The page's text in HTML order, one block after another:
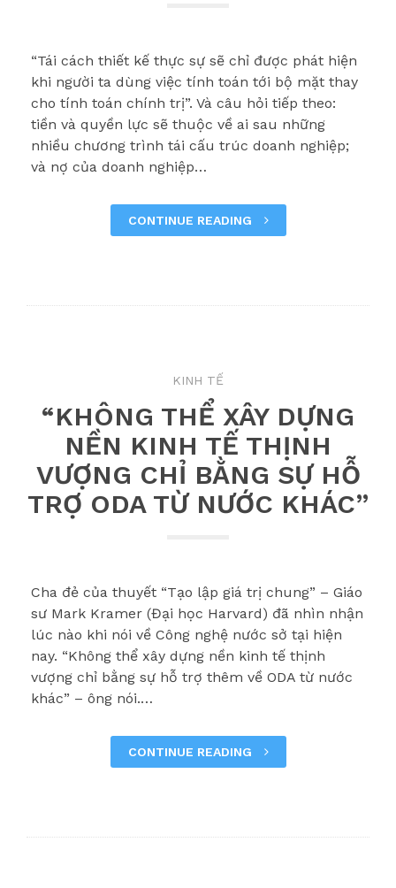
“Tái cách thiết kế thực sự sẽ chỉ được phát hiện
khi người ta dùng việc tính toán tới bộ mặt thay
cho tính toán chính trị”. Và câu hỏi tiếp theo:
tiền và quyền lực sẽ thuộc về ai sau những
nhiều chương trình tái cấu trúc doanh nghiệp;
và nợ của doanh nghiệp…
CONTINUE READING
KINH TẾ
“KHÔNG THỂ XÂY DỰNG
NỀN KINH TẾ THỊNH
VƯỢNG CHỈ BẰNG SỰ HỖ
TRỢ ODA TỪ NƯỚC KHÁC”
Cha đẻ của thuyết “Tạo lập giá trị chung” – Giáo
sư Mark Kramer (Đại học Harvard) đã nhìn nhận
lúc nào khi nói về Công nghệ nước sở tại hiện
nay. “Không thể xây dựng nền kinh tế thịnh
vượng chỉ bằng sự hỗ trợ thêm về ODA từ nước
khác” – ông nói.…
CONTINUE READING